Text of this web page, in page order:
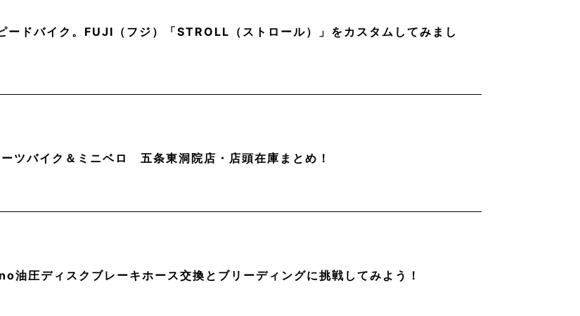
ードバイク。FUJI（フジ）「STROLL（ストロール）」をカスタムしてみまし
ツバイク＆ミニベロ 五条東洞院店・店頭在庫まとめ！
油圧ディスクブレーキホース交換とブリーディングに挑戦してみよう！